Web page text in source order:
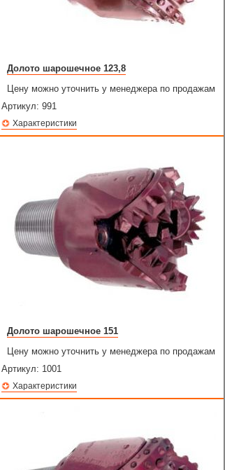
Долото шарошечное 123,8
Цену можно уточнить у менеджера по продажам
Артикул: 991
Характеристики
Долото шарошечное 151
Цену можно уточнить у менеджера по продажам
Артикул: 1001
Характеристики